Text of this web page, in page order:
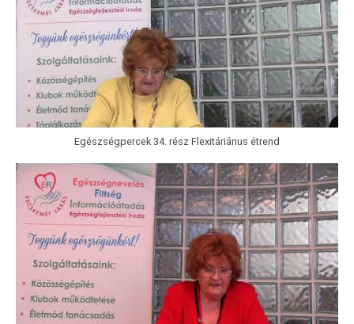
Egészségpercek 34. rész Flexitáriánus étrend